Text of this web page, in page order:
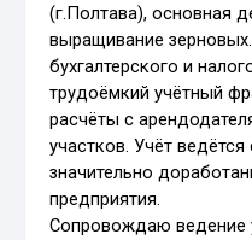
(г.Полтава), основная
выращивание
бухгалтерского и
трудоёмкий учётный
расчёты с
участков. Учёт
значительно
предприятия.
Сопровождаю ведение